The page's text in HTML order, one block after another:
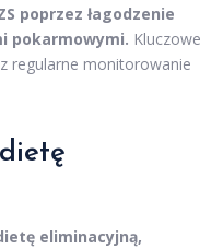
poprzez łagodzenie
pokarmowymi. Kluczowe
regularne monitorowanie
eliminacyjną,